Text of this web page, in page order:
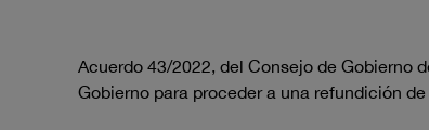
Acuerdo 43/2022, del Consejo de Gobierno
Gobierno para proceder a una refundición